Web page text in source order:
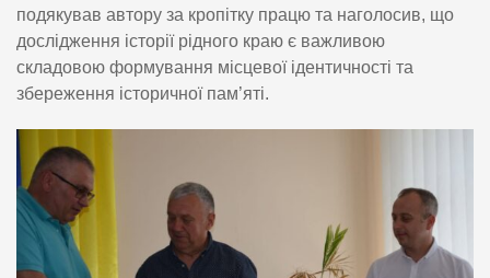
подякував автору за кропітку працю та наголосив, що
дослідження історії рідного краю є важливою
складовою формування місцевої ідентичності та
збереження історичної пам’яті.